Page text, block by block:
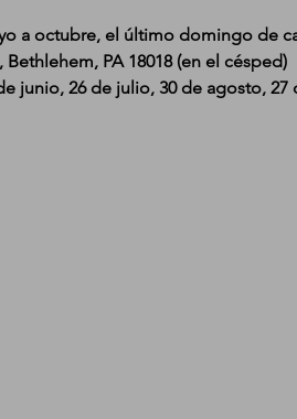
a octubre, el último domingo de
PA 18018 (en el césped)
junio, 26 de julio, 30 de agosto,